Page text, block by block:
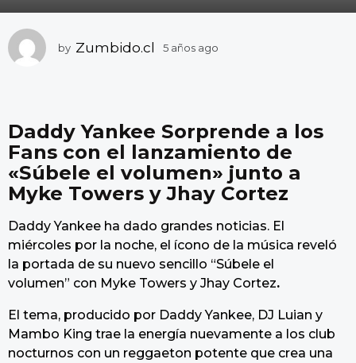
g
o
o
s
a
g
o
by Zumbido.cl 5 años ago
g
o
Daddy Yankee Sorprende a los
Fans con el lanzamiento de
«Súbele el volumen» junto a
Myke Towers y Jhay Cortez
Daddy Yankee ha dado grandes noticias. El
miércoles por la noche, el ícono de la música reveló
la portada de su nuevo sencillo “Súbele el
volumen” con Myke Towers y Jhay Cortez.
El tema, producido por Daddy Yankee, DJ Luian y
Mambo King trae la energía nuevamente a los club
nocturnos con un reggaeton potente que crea una